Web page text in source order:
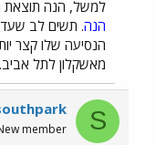
למשל, הנה תוצאת
הנה
הנסיעה שלו קצר
מאשקלון לתל אביב.
S
member